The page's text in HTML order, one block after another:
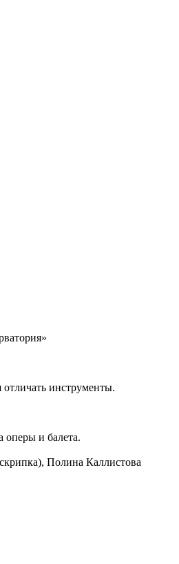
инструменты.
оперы и балета.
Полина Каллистова